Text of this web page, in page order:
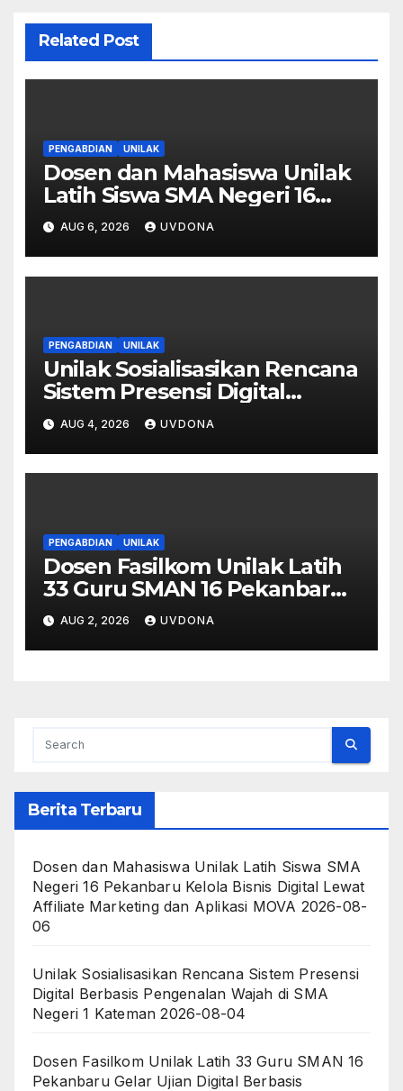
Related Post
PENGABDIAN UNILAK
Dosen dan Mahasiswa Unilak
Latih Siswa SMA Negeri 16
Pekanbaru Kelola Bisnis
Digital Lewat Affiliate
Marketing dan Aplikasi MOVA
AUG 6, 2026 UVDONA
PENGABDIAN UNILAK
Unilak Sosialisasikan Rencana
Sistem Presensi Digital
Berbasis Pengenalan Wajah
di SMA Negeri 1 Kateman
AUG 4, 2026 UVDONA
PENGABDIAN UNILAK
Dosen Fasilkom Unilak Latih
33 Guru SMAN 16 Pekanbaru
Gelar Ujian Digital Berbasis
Kecerdasan Buatan
AUG 2, 2026 UVDONA
Berita Terbaru
Dosen dan Mahasiswa Unilak Latih Siswa SMA
Negeri 16 Pekanbaru Kelola Bisnis Digital Lewat
Affiliate Marketing dan Aplikasi MOVA 2026-08-
06
Unilak Sosialisasikan Rencana Sistem Presensi
Digital Berbasis Pengenalan Wajah di SMA
Negeri 1 Kateman 2026-08-04
Dosen Fasilkom Unilak Latih 33 Guru SMAN 16
Pekanbaru Gelar Ujian Digital Berbasis